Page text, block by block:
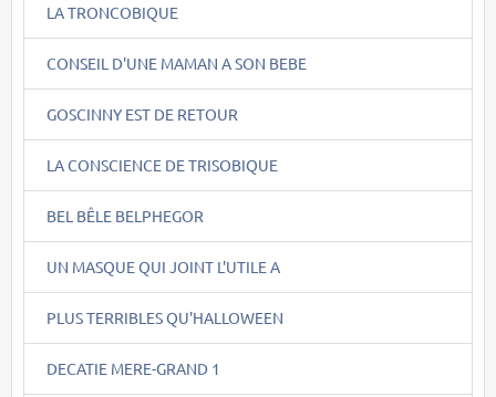
LA TRONCOBIQUE
CONSEIL D'UNE MAMAN A SON BEBE
GOSCINNY EST DE RETOUR
LA CONSCIENCE DE TRISOBIQUE
BEL BÊLE BELPHEGOR
UN MASQUE QUI JOINT L'UTILE A
PLUS TERRIBLES QU'HALLOWEEN
DECATIE MERE-GRAND 1